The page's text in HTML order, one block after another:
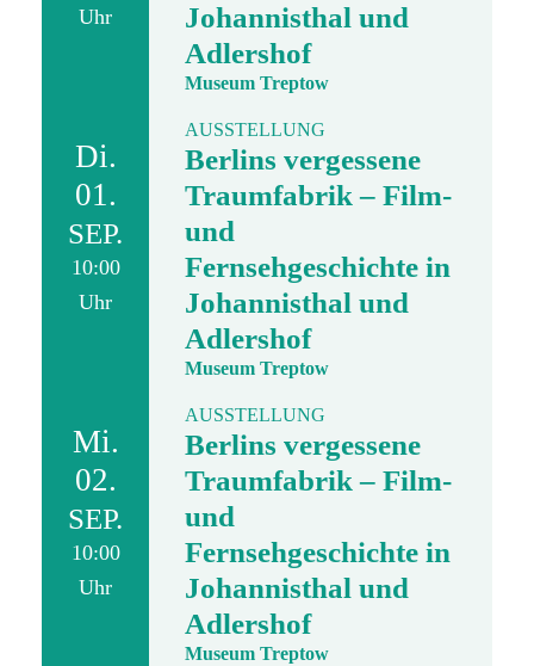
Uhr
Johannisthal und
Adlershof
Museum Treptow
Di.
01.
SEP.
10:00
Uhr
AUSSTELLUNG
Berlins vergessene
Traumfabrik – Film-
und
Fernsehgeschichte in
Johannisthal und
Adlershof
Museum Treptow
Mi.
02.
SEP.
10:00
Uhr
AUSSTELLUNG
Berlins vergessene
Traumfabrik – Film-
und
Fernsehgeschichte in
Johannisthal und
Adlershof
Museum Treptow